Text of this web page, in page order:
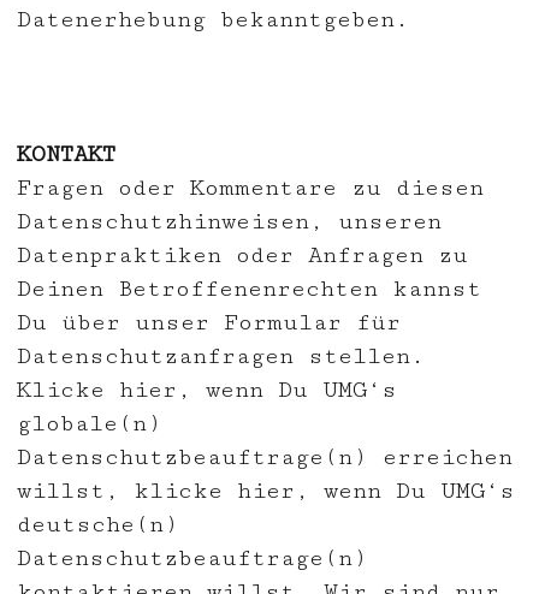
Datenerhebung bekanntgeben.
KONTAKT
Fragen oder Kommentare zu diesen
Datenschutzhinweisen, unseren
Datenpraktiken oder Anfragen zu
Deinen Betroffenenrechten kannst
Du über unser Formular für
Datenschutzanfragen stellen.
Klicke hier , wenn Du UMG‘s
globale(n)
Datenschutzbeauftrage(n) erreichen
willst, klicke hier , wenn Du UMG‘s
deutsche(n)
Datenschutzbeauftrage(n)